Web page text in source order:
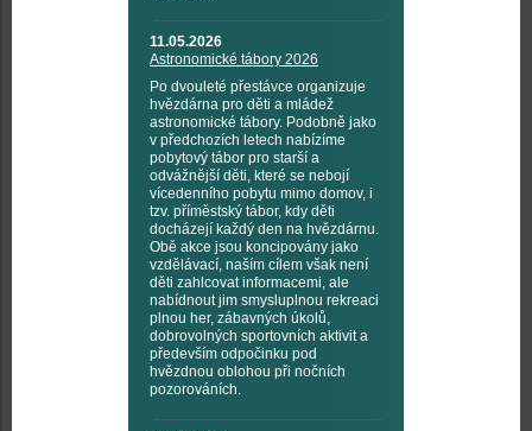
11.05.2026
Astronomické tábory 2026
Po dvouleté přestávce organizuje
hvězdárna pro děti a mládež
astronomické tábory. Podobně jako
v předchozích letech nabízíme
pobytový tábor pro starší a
odvážnější děti, které se nebojí
vícedenního pobytu mimo domov, i
tzv. příměstský tábor, kdy děti
docházejí každý den na hvězdárnu.
Obě akce jsou koncipovány jako
vzdělávací, naším cílem však není
děti zahlcovat informacemi, ale
nabídnout jim smysluplnou rekreaci
plnou her, zábavných úkolů,
dobrovolných sportovních aktivit a
především odpočinku pod
hvězdnou oblohou při nočních
pozorováních.